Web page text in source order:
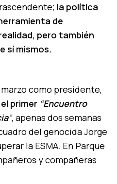
la política
de
pero también
sí mismos.
marzo como presidente,
primer “Encuentro
”, apenas dos semanas
del genocida Jorge
la ESMA. En Parque
y compañeras